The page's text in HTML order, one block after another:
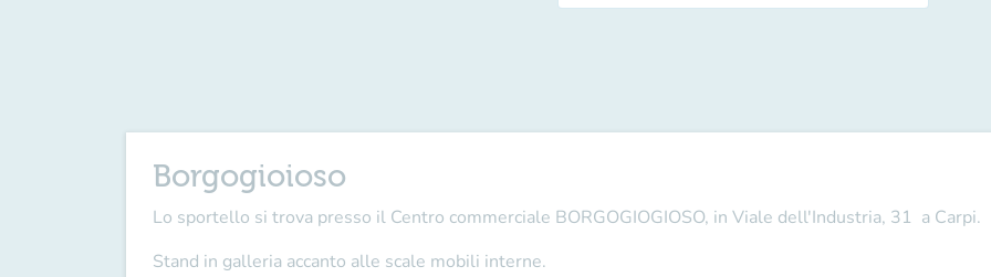
Borgogioioso
Lo sportello si trova presso il Centro commerciale BORGOGIOGIOSO, in Viale dell'Industria, 31 a Carpi.
Stand in galleria accanto alle scale mobili interne.